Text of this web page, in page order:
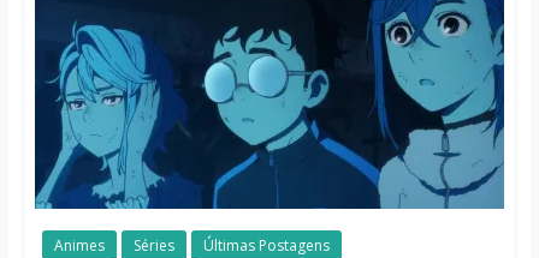
Animes Séries Últimas Postagens